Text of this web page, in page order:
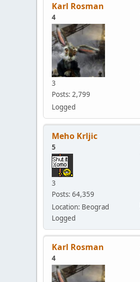
Karl Rosman
4
3
Posts: 2,799
Logged
Meho Krljic
5
3
Posts: 64,359
Location: Beograd
Logged
Karl Rosman
4